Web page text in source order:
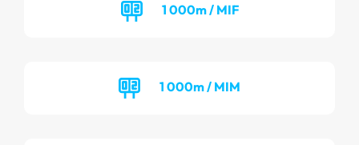
1 000m / MIF
1 000m / MIM